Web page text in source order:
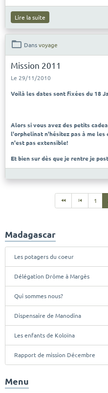
Lire la suite
Dansvoyage
Mission 2011
Le 29/11/2010
Voilà les dates sont fixées du 18
Alors si vous avez des petits
l'orphelinat n'hésitez pas à me
n'est pas extensible!
Et bien sur dès que je rentre je
1
Madagascar
Les potagers du coeur
Délégation Drôme à Margès
Qui sommes nous?
Dispensaire de Manodina
Les enfants de Koloïna
Rapport de mission Décembre
Menu